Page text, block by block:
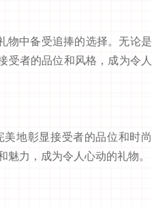
物中备受追捧的选择。无论是
受者的品位和风格，成为令人
地彰显接受者的品位和时尚
力，成为令人心动的礼物。